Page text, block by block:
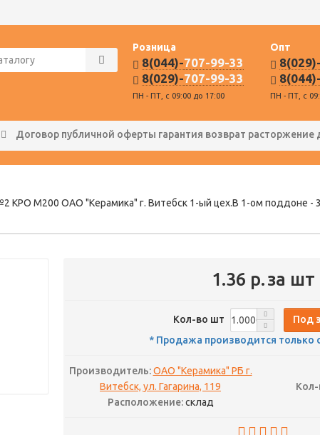
Розница
8(044)-707-99-33
8(029)-707-99-33
ПН - ПТ, с 09:00 до 17:00
Опт
8(029)-
8(044)-
ПН - ПТ, с
Договор публичной оферты гарантия возврат расторжение
КРО М200 ОАО "Керамика" г. Витебск 1-ый цех.В 1-ом поддоне -
1.36 р.за шт
Кол-во шт
Под
* Продажа производится только
Производитель: ОАО "Керамика" РБ г.
Витебск, ул. Гагарина, 119
Кол-
Расположение:склад